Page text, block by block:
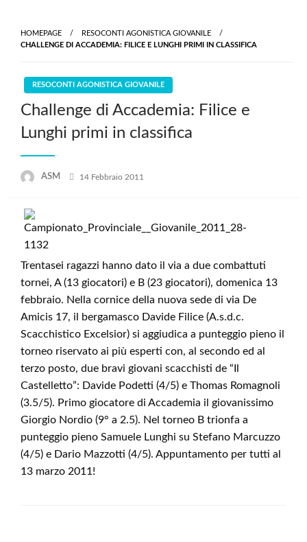
content
HOMEPAGE
RESOCONTI AGONISTICA GIOVANILE
CHALLENGE DI ACCADEMIA: FILICE E LUNGHI PRIMI IN CLASSIFICA
RESOCONTI AGONISTICA GIOVANILE
Challenge di Accademia: Filice e
Lunghi primi in classifica
ASM
Posted
14 Febbraio 2011
Trentasei ragazzi hanno dato il via a due combattuti
tornei, A (13 giocatori) e B (23 giocatori), domenica 13
febbraio. Nella cornice della nuova sede di via De
Amicis 17, il bergamasco Davide Filice (A.s.d.c.
Scacchistico Excelsior) si aggiudica a punteggio pieno il
torneo riservato ai più esperti con, al secondo ed al
terzo posto, due bravi giovani scacchisti de “Il
Castelletto”: Davide Podetti (4/5) e Thomas Romagnoli
(3.5/5). Primo giocatore di Accademia il giovanissimo
Giorgio Nordio (9° a 2.5). Nel torneo B trionfa a
punteggio pieno Samuele Lunghi su Stefano Marcuzzo
(4/5) e Dario Mazzotti (4/5). Appuntamento per tutti al
13 marzo 2011!